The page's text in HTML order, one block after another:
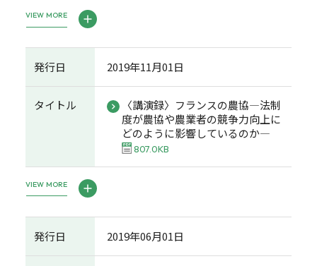
VIEW MORE
発行日 2019年11月01日
タイトル
〈講演録〉フランスの農協―法制
度が農協や農業者の競争力向上に
どのように影響しているのか―
807.0KB
VIEW MORE
発行日 2019年06月01日